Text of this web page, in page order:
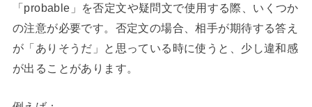
「probable」を否定文や疑問文で使用する際、いくつか
の注意が必要です。否定文の場合、相手が期待する答え
が「ありそうだ」と思っている時に使うと、少し違和感
が出ることがあります。